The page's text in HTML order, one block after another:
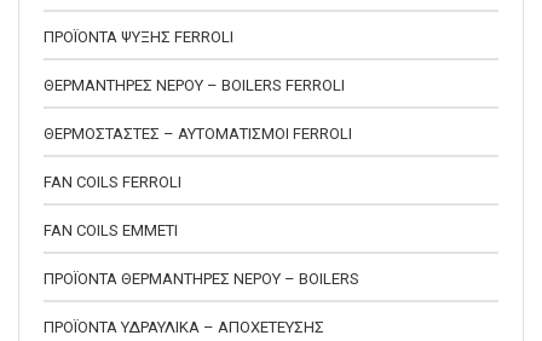
ΠΡΟΪΟΝΤΑ ΨΥΞΗΣ FERROLI
ΘΕΡΜΑΝΤΗΡΕΣ ΝΕΡΟΥ – BOILERS FERROLI
ΘΕΡΜΟΣΤΑΣΤΕΣ – ΑΥΤΟΜΑΤΙΣΜΟΙ FERROLI
FAN COILS FERROLI
FAN COILS EMMETI
ΠΡΟΪΟΝΤΑ ΘΕΡΜΑΝΤΗΡΕΣ ΝΕΡΟΥ – BOILERS
ΠΡΟΪΟΝΤΑ ΥΔΡΑΥΛΙΚΑ – ΑΠΟΧΕΤΕΥΣΗΣ